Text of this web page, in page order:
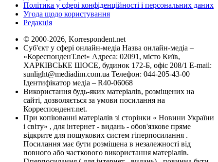
Політика у сфері конфіденційності і персональних даних
Угода щодо користування
Редакція
© 2000-2026, Korrespondent.net
Суб'єкт у сфері онлайн-медіа Назва онлайн-медіа –
«КореспонденТ.net» Адреса: 02091, місто Київ,
ХАРКІВСЬКЕ ШОСЕ, будинок 172-Б, офіс 208/1 E-mail:
sunlight@mediadim.com.ua Телефон: 044-205-43-00
Ідентифікатор медіа – R40-06068
Використання будь-яких матеріалів, розміщених на
сайті, дозволяється за умови посилання на
Корреспондент.net.
При копіюванні матеріалів зі сторінки « Новини України
і світу» , для інтернет - видань - обов'язкове пряме
відкрите для пошукових систем гіперпосилання .
Посилання має бути розміщена в незалежності від
повного або часткового використання матеріалів.